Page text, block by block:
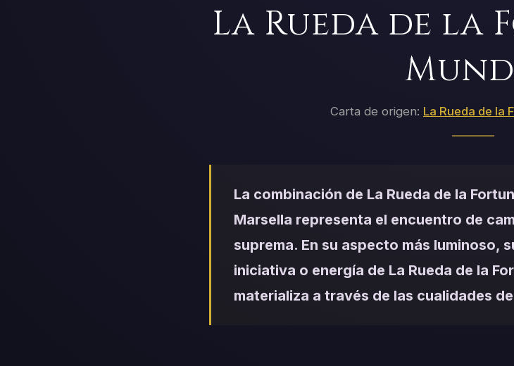
La Rueda de la
Carta de origen: La Rueda de la
La combinación de La Rueda de la
Marsella representa el encuentro de
suprema. En su aspecto más luminoso,
iniciativa o energía de La Rueda de la
materializa a través de las cualidades